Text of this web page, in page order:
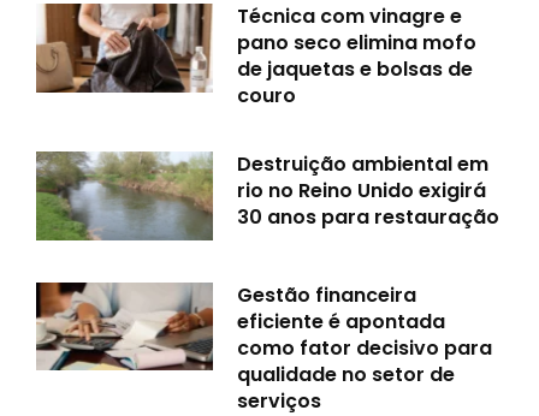
Técnica com vinagre e
pano seco elimina mofo
de jaquetas e bolsas de
couro
Destruição ambiental em
rio no Reino Unido exigirá
30 anos para restauração
Gestão financeira
eficiente é apontada
como fator decisivo para
qualidade no setor de
serviços